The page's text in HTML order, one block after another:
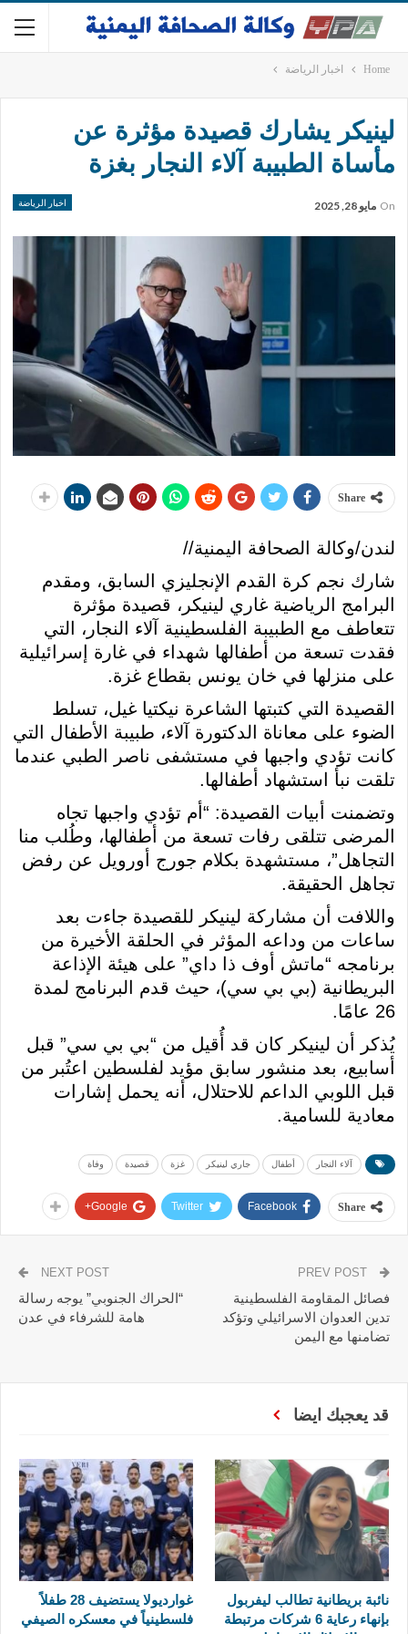
Home اخبار الرياضة
لينيكر يشارك قصيدة مؤثرة عن
مأساة الطبيبة آلاء النجار بغزة
اخبار الرياضة On مايو 28, 2025
Share
لندن/وكالة الصحافة اليمنية//
شارك نجم كرة القدم الإنجليزي السابق، ومقدم
البرامج الرياضية غاري لينيكر، قصيدة مؤثرة
تتعاطف مع الطبيبة الفلسطينية آلاء النجار، التي
فقدت تسعة من أطفالها شهداء في غارة إسرائيلية
على منزلها في خان يونس بقطاع غزة.
القصيدة التي كتبتها الشاعرة نيكتيا غيل، تسلط
الضوء على معاناة الدكتورة آلاء، طبيبة الأطفال التي
كانت تؤدي واجبها في مستشفى ناصر الطبي عندما
تلقت نبأ استشهاد أطفالها.
وتضمنت أبيات القصيدة: “أم تؤدي واجبها تجاه
المرضى تتلقى رفات تسعة من أطفالها، وطُلب منا
التجاهل”، مستشهدة بكلام جورج أورويل عن رفض
تجاهل الحقيقة.
واللافت أن مشاركة لينيكر للقصيدة جاءت بعد
ساعات من وداعه المؤثر في الحلقة الأخيرة من
برنامجه “ماتش أوف ذا داي” على هيئة الإذاعة
البريطانية (بي بي سي)، حيث قدم البرنامج لمدة
26 عامًا.
يُذكر أن لينيكر كان قد أُقيل من “بي بي سي” قبل
أسابيع، بعد منشور سابق مؤيد لفلسطين اعتُبر من
قبل اللوبي الداعم للاحتلال، أنه يحمل إشارات
معادية للسامية.
آلاء النجار أطفال جاري لينيكر غزة قصيدة وفاة
Share
Facebook
Twitter
Google+
فصائل المقاومة الفلسطينية
تدين العدوان الاسرائيلي وتؤكد
تضامنها مع اليمن
NEXT POST
“الحراك الجنوبي” يوجه رسالة
هامة للشرفاء في عدن
قد يعجبك ايضا
نائبة بريطانية تطالب ليفربول
بإنهاء رعاية 6 شركات مرتبطة
غوارديولا يستضيف 28 طفلاً
فلسطينياً في معسكره الصيفي